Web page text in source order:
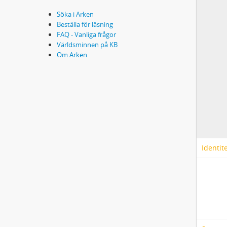
Söka i Arken
Beställa för läsning
FAQ - Vanliga frågor
Världsminnen på KB
Om Arken